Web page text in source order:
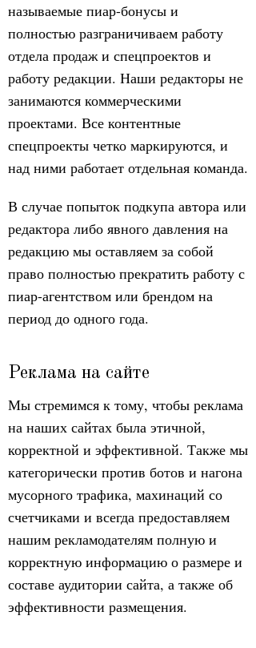
называемые пиар-бонусы и
полностью разграничиваем работу
отдела продаж и спецпроектов и
работу редакции. Наши редакторы не
занимаются коммерческими
проектами. Все контентные
спецпроекты четко маркируются, и
над ними работает отдельная команда.
В случае попыток подкупа автора или
редактора либо явного давления на
редакцию мы оставляем за собой
право полностью прекратить работу с
пиар-агентством или брендом на
период до одного года.
Реклама на сайте
Мы стремимся к тому, чтобы реклама
на наших сайтах была этичной,
корректной и эффективной. Также мы
категорически против ботов и нагона
мусорного трафика, махинаций со
счетчиками и всегда предоставляем
нашим рекламодателям полную и
корректную информацию о размере и
составе аудитории сайта, а также об
эффективности размещения.